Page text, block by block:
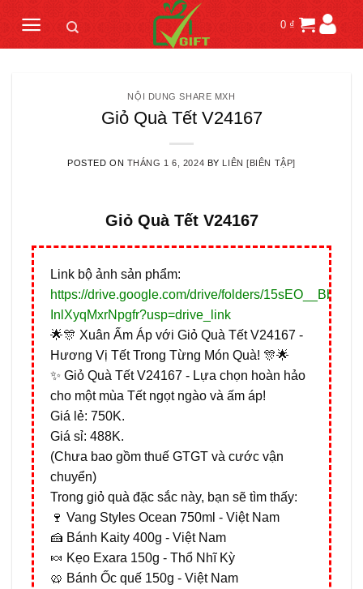
content
0 ₫
NỘI DUNG SHARE MXH
Giỏ Quà Tết V24167
POSTED ON THÁNG 1 6, 2024 BY LIÊN [BIÊN TẬP]
Giỏ Quà Tết V24167
Link bộ ảnh sản phẩm:
https://drive.google.com/drive/folders/
InlXyqMxrNpgfr?usp=drive_link
🌟🎊 Xuân Ấm Áp với Giỏ Quà Tết V24167 -
Hương Vị Tết Trong Từng Món Quà! 🎊🌟
✨ Giỏ Quà Tết V24167 - Lựa chọn hoàn hảo
cho một mùa Tết ngọt ngào và ấm áp!
Giá lẻ: 750K.
Giá sỉ: 488K.
(Chưa bao gồm thuế GTGT và cước vận
chuyển)
Trong giỏ quà đặc sắc này, bạn sẽ tìm thấy:
🍷 Vang Styles Ocean 750ml - Việt Nam
🍰 Bánh Kaity 400g - Việt Nam
🍬 Kẹo Exara 150g - Thổ Nhĩ Kỳ
🥨 Bánh Ốc quế 150g - Việt Nam